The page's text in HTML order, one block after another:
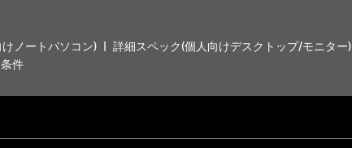
ノートパソコン) 詳細スペック(個人向けデスクトップ/モニター)
件